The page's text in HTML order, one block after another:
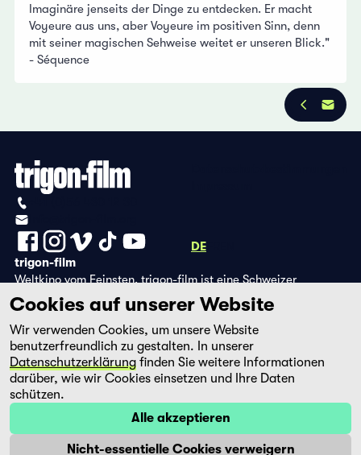
Imaginäre jenseits der Dinge zu entdecken. Er macht
Voyeure aus uns, aber Voyeure im positiven Sinn, denn
mit seiner magischen Sehweise weitet er unseren Blick."
- Séquence
DE
trigon-film
Weltkino vom Feinsten. trigon-film ist eine Schweizer
Filmstiftung, die seit 1988 sorgfältig ausgewählte Filme aus
Lateinamerika, Asien, Afrika und dem östlichen Europa im
Kino herausbringt und eine eigene DVD-Edition sowie die
Streaming-Plattform filmingo betreibt.
Cookies auf unserer Website
Wir verwenden Cookies, um unsere Website
benutzerfreundlich zu gestalten. In unserer
Datenschutzerklärung finden Sie weitere Informationen
darüber, wie wir Cookies einsetzen und Ihre Daten
schützen.
Alle akzeptieren
Nicht-essentielle Cookies verweigern